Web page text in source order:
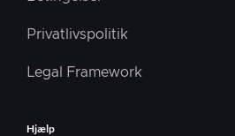
Privatlivspolitik
Legal Framework
Hjælp